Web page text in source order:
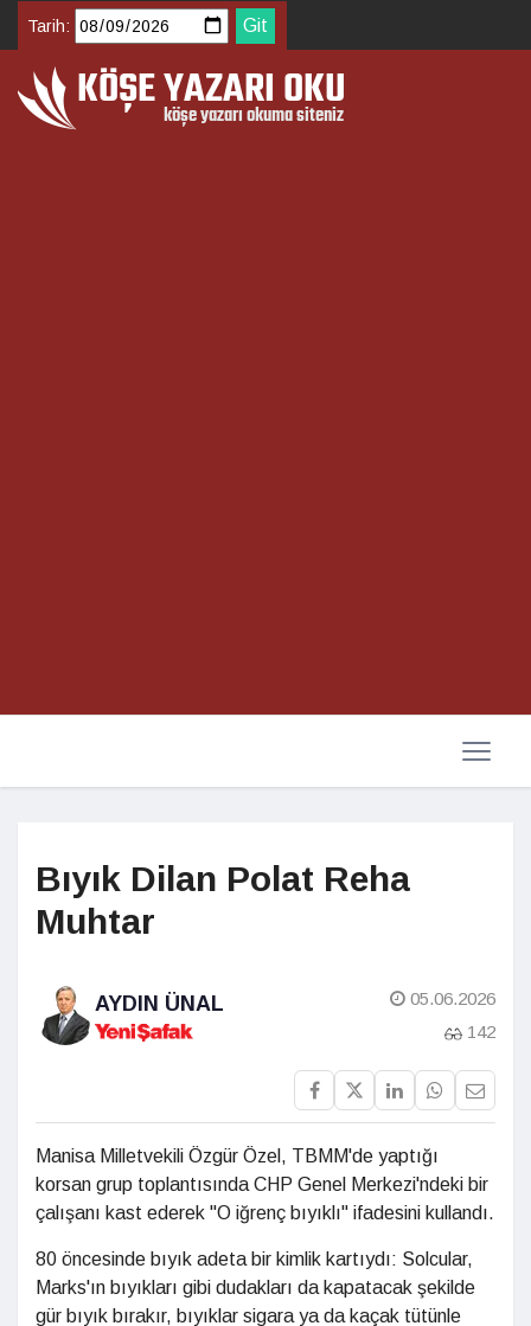
Tarih:
Bıyık Dilan Polat Reha
Muhtar
AYDIN ÜNAL
05.06.2026
142
Manisa Milletvekili Özgür Özel, TBMM'de yaptığı
korsan grup toplantısında CHP Genel Merkezi'ndeki bir
çalışanı kast ederek "O iğrenç bıyıklı" ifadesini kullandı.
80 öncesinde bıyık adeta bir kimlik kartıydı: Solcular,
Marks'ın bıyıkları gibi dudakları da kapatacak şekilde
gür bıyık bırakır, bıyıklar sigara ya da kaçak tütünle